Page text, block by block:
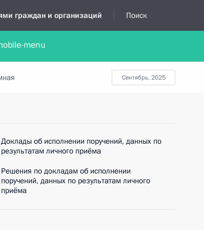
граждан и организаций Поиск
в устной форме
сентябрь, 2025
Доклады об исполнении поручений, данных по
результатам личного приёма
Решения по докладам об исполнении
поручений, данных по результатам личного
приёма
menu